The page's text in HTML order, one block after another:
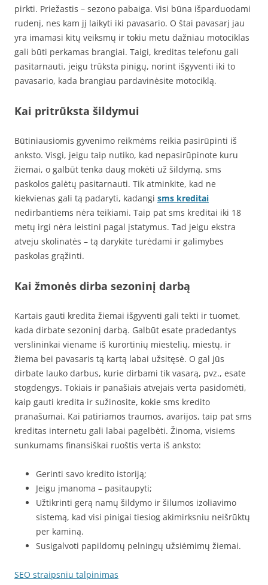
pirkti. Priežastis – sezono pabaiga. Visi būna išparduodami
rudenį, nes kam jį laikyti iki pavasario. O štai pavasarį jau
yra imamasi kitų veiksmų ir tokiu metu dažniau motociklas
gali būti perkamas brangiai. Taigi, kreditas telefonu gali
pasitarnauti, jeigu trūksta pinigų, norint išgyventi iki to
pavasario, kada brangiau pardavinėsite motociklą.
Kai pritrūksta šildymui
Būtiniausiomis gyvenimo reikmėms reikia pasirūpinti iš
anksto. Visgi, jeigu taip nutiko, kad nepasirūpinote kuru
žiemai, o galbūt tenka daug mokėti už šildymą, sms
paskolos galėtų pasitarnauti. Tik atminkite, kad ne
kiekvienas gali tą padaryti, kadangi sms kreditai
nedirbantiems nėra teikiami. Taip pat sms kreditai iki 18
metų irgi nėra leistini pagal įstatymus. Tad jeigu ekstra
atveju skolinatės – tą darykite turėdami ir galimybes
paskolas grąžinti.
Kai žmonės dirba sezoninį darbą
Kartais gauti kredita žiemai išgyventi gali tekti ir tuomet,
kada dirbate sezoninį darbą. Galbūt esate pradedantys
verslininkai viename iš kurortinių miestelių, miestų, ir
žiema bei pavasaris tą kartą labai užsitęsė. O gal jūs
dirbate lauko darbus, kurie dirbami tik vasarą, pvz., esate
stogdengys. Tokiais ir panašiais atvejais verta pasidomėti,
kaip gauti kredita ir sužinosite, kokie sms kredito
pranašumai. Kai patiriamos traumos, avarijos, taip pat sms
kreditas internetu gali labai pagelbėti. Žinoma, visiems
sunkumams finansiškai ruoštis verta iš anksto:
Gerinti savo kredito istoriją;
Jeigu įmanoma – pasitaupyti;
Užtikrinti gerą namų šildymo ir šilumos izoliavimo
sistemą, kad visi pinigai tiesiog akimirksniu neišrūktų
per kaminą.
Susigalvoti papildomų pelningų užsiėmimų žiemai.
SEO straipsniu talpinimas